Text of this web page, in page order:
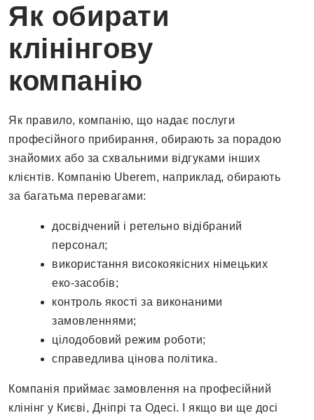
Як обирати
клінінгову
компанію
Як правило, компанію, що надає послуги
професійного прибирання, обирають за порадою
знайомих або за схвальними відгуками інших
клієнтів. Компанію Uberem, наприклад, обирають
за багатьма перевагами:
досвідчений і ретельно відібраний
персонал;
використання високоякісних німецьких
еко-засобів;
контроль якості за виконаними
замовленнями;
цілодобовий режим роботи;
справедлива цінова політика.
Компанія приймає замовлення на професійний
клінінг у Києві, Дніпрі та Одесі. І якщо ви ще досі